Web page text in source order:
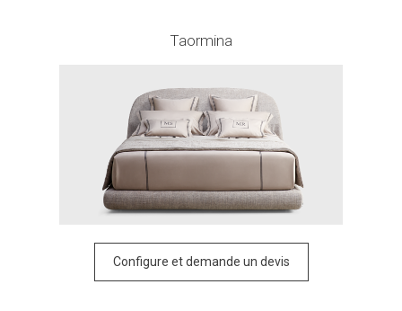
Taormina
Configure et demande un devis